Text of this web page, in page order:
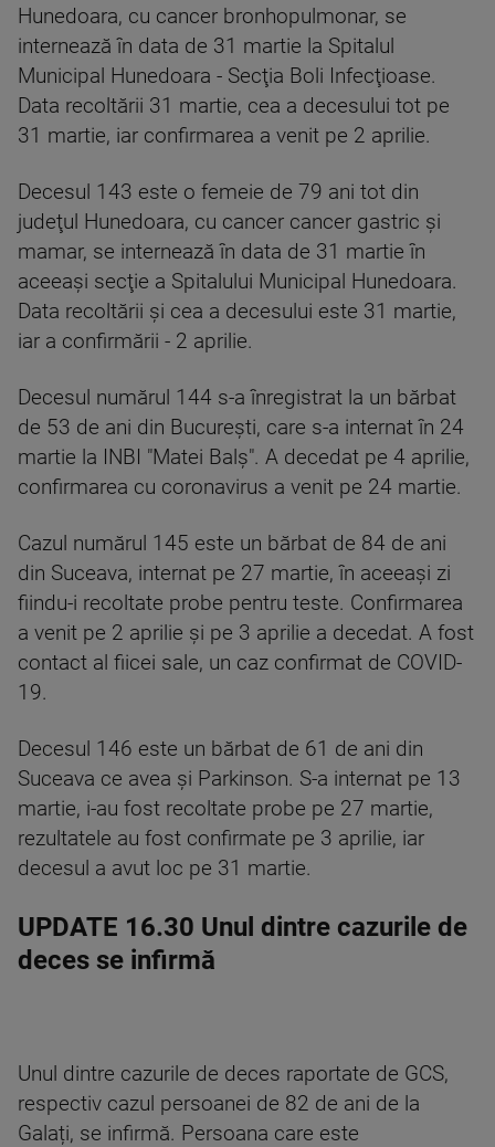
Hunedoara, cu cancer bronhopulmonar, se
internează în data de 31 martie la Spitalul
Municipal Hunedoara - Secţia Boli Infecţioase.
Data recoltării 31 martie, cea a decesului tot pe
31 martie, iar confirmarea a venit pe 2 aprilie.
Decesul 143 este o femeie de 79 ani tot din
judeţul Hunedoara, cu cancer cancer gastric şi
mamar, se internează în data de 31 martie în
aceeaşi secţie a Spitalului Municipal Hunedoara.
Data recoltării şi cea a decesului este 31 martie,
iar a confirmării - 2 aprilie.
Decesul numărul 144 s-a înregistrat la un bărbat
de 53 de ani din Bucureşti, care s-a internat în 24
martie la INBI "Matei Balş". A decedat pe 4 aprilie,
confirmarea cu coronavirus a venit pe 24 martie.
Cazul numărul 145 este un bărbat de 84 de ani
din Suceava, internat pe 27 martie, în aceeaşi zi
fiindu-i recoltate probe pentru teste. Confirmarea
a venit pe 2 aprilie şi pe 3 aprilie a decedat. A fost
contact al fiicei sale, un caz confirmat de COVID-
19.
Decesul 146 este un bărbat de 61 de ani din
Suceava ce avea și Parkinson. S-a internat pe 13
martie, i-au fost recoltate probe pe 27 martie,
rezultatele au fost confirmate pe 3 aprilie, iar
decesul a avut loc pe 31 martie.
UPDATE 16.30 Unul dintre cazurile de
deces se infirmă
Unul dintre cazurile de deces raportate de GCS,
respectiv cazul persoanei de 82 de ani de la
Galați, se infirmă. Persoana care este